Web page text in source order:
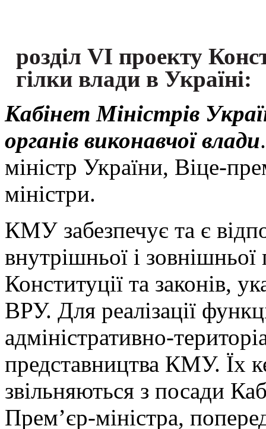
розділ VI проекту
гілки влади в Україні:
Кабінет Міністрів
органів виконавчої влади
міністр України, Віце-
міністри.
КМУ забезпечує та є
внутрішньої і
Конституції та законів,
ВРУ. Для реалізації
адміністративно-
представництва КМУ. Їх
звільняються з посади
Прем’єр-міністра,